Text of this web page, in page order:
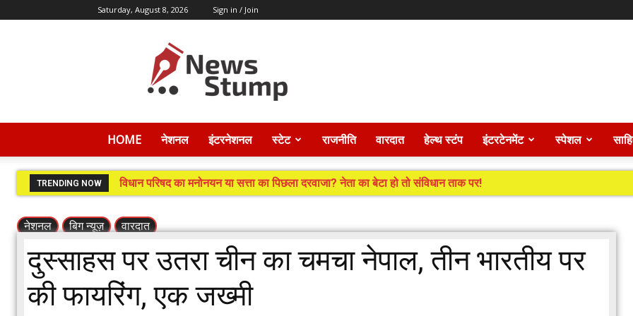
Saturday, August 8, 2026 Sign in / Join
Stump
HOME नेशनल इंटरनेशनल स्टेट राजनीति वारदात हेल्थ स्टंप इंटरटेनमेंट स्पेशल
TRENDING NOW विधान परिषद का मनोनयन या सत्ता का पिछला दरवाजा? नेता का बेटा हो तो संविधान ताक पर!
नेशनल बिग न्यूज़ वारदात
दुस्साहस पर उतरा चीन का चमचा नेपाल, तीन भारतीय पर
की फायरिंग, एक जख्मी